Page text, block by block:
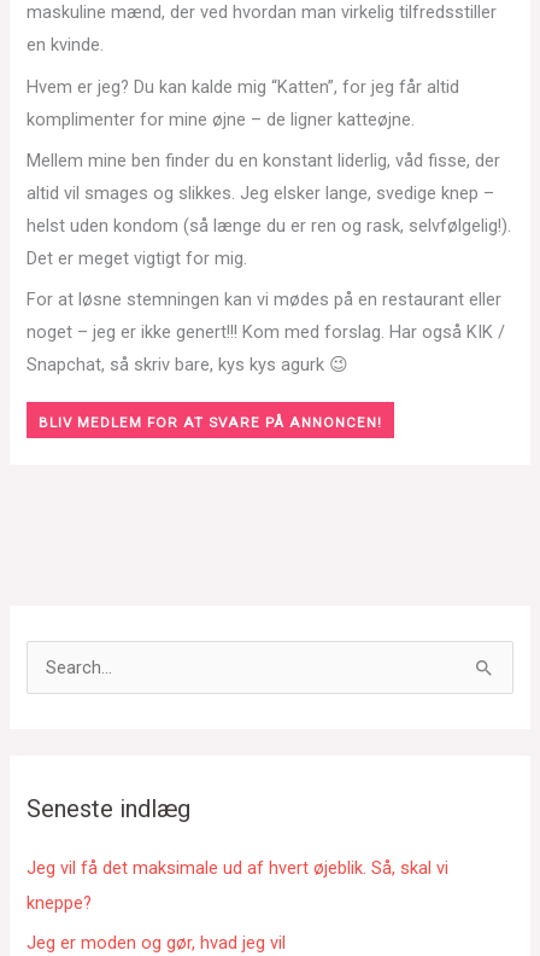
maskuline mænd, der ved hvordan man virkelig tilfredsstiller
en kvinde.
Hvem er jeg? Du kan kalde mig “Katten”, for jeg får altid
komplimenter for mine øjne – de ligner katteøjne.
Mellem mine ben finder du en konstant liderlig, våd fisse, der
altid vil smages og slikkes. Jeg elsker lange, svedige knep –
helst uden kondom (så længe du er ren og rask, selvfølgelig!).
Det er meget vigtigt for mig.
For at løsne stemningen kan vi mødes på en restaurant eller
noget – jeg er ikke genert!!! Kom med forslag. Har også KIK /
Snapchat, så skriv bare, kys kys agurk 😉
BLIV MEDLEM FOR AT SVARE PÅ ANNONCEN!
ø
f
e
r
Seneste indlæg
Jeg vil få det maksimale ud af hvert øjeblik. Så, skal vi
kneppe?
Jeg er moden og gør, hvad jeg vil